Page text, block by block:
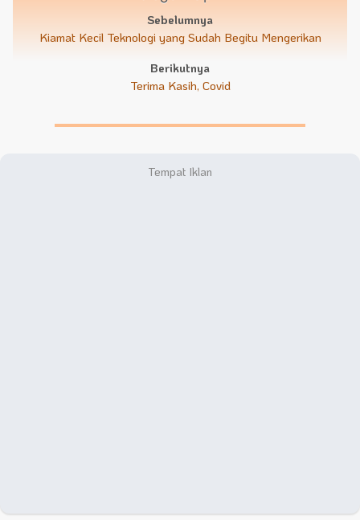
Sebelumnya
Kiamat Kecil Teknologi yang Sudah Begitu Mengerikan
Berikutnya
Terima Kasih, Covid